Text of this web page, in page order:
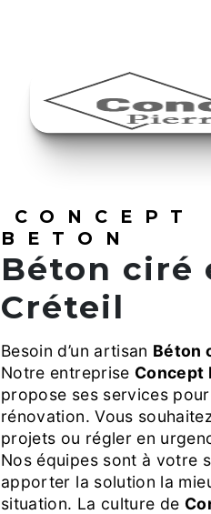
CONCEPT
BETON
Béton ciré extérieur à
Créteil
Besoin d’un artisan Béton
Notre entreprise Concept
propose ses services
rénovation. Vous
projets ou régler en
Nos équipes sont à votre
apporter la solution la
situation. La culture de